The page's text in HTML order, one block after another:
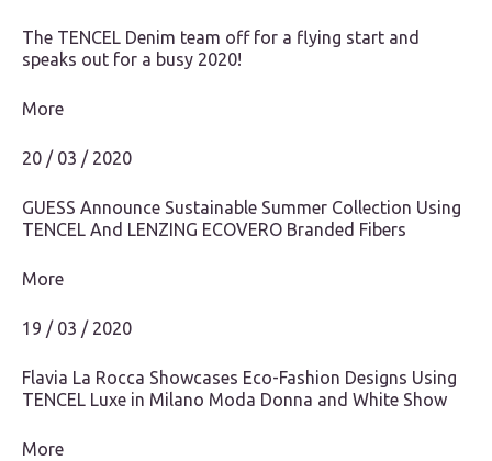
The TENCEL Denim team off for a flying start and
speaks out for a busy 2020!
More
20 / 03 / 2020
GUESS Announce Sustainable Summer Collection Using
TENCEL And LENZING ECOVERO Branded Fibers
More
19 / 03 / 2020
Flavia La Rocca Showcases Eco-Fashion Designs Using
TENCEL Luxe in Milano Moda Donna and White Show
More